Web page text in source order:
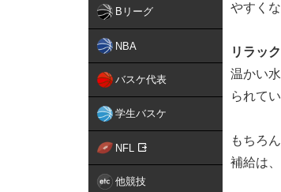
Bリーグ
NBA
バスケ代表
学生バスケ
NFL
他競技
やすく
リラッ
温かい
られてい
もちろ
補給は